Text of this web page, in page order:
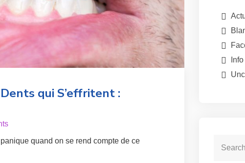
qui S’effritent :
quand on se rend compte de ce
Info